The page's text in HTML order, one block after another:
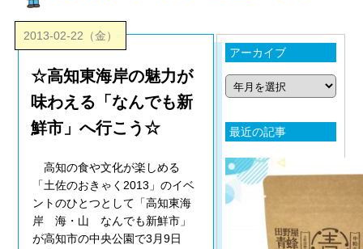
2013-02-22（金）
☆高知東海岸の魅力が
味わえる「なんでも新
鮮市」へ行こう☆
高知の食や文化が楽しめる
「土佐のおきゃく2013」のイベ
ントのひとつとして「高知東海
岸 海・山 なんでも新鮮市」
が高知市の中央公園で3月9日
アーカイブ
最近の記事